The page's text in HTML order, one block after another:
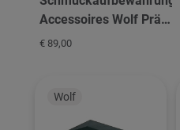
Accessoires Wolf Präg
Zip Case
€ 89,00
Wolf